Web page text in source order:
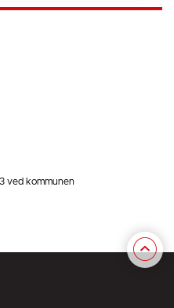
ved kommunen